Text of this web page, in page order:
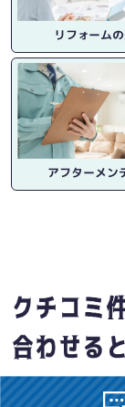
リフォーム
アフターメン